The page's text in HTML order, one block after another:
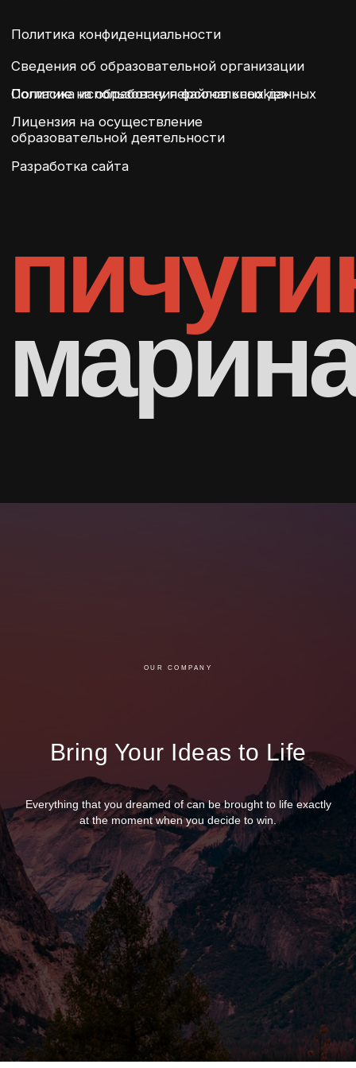
OUR COMPANY
Bring Your Ideas to Life
Everything that you dreamed of can be brought to life exactly
at the moment when you decide to win.